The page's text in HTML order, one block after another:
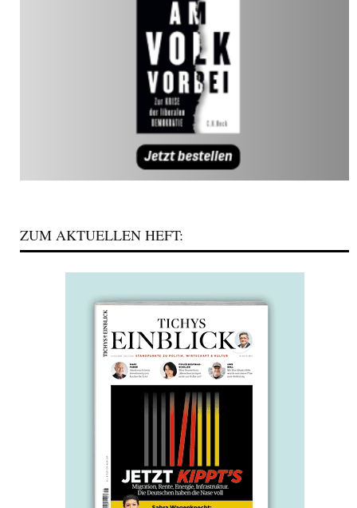
ZUM AKTUELLEN HEFT: